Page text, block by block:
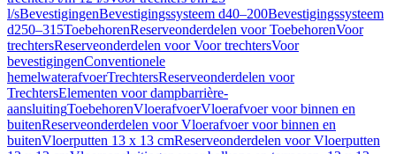
l/sBevestigingenBevestigingssysteem d40–200Bevestigingssysteem
d250–315ToebehorenReserveonderdelen voor ToebehorenVoor
trechtersReserveonderdelen voor Voor trechtersVoor
bevestigingenConventionele
hemelwaterafvoerTrechtersReserveonderdelen voor
TrechtersElementen voor dampbarrière-
aansluitingToebehorenVloerafvoerVloerafvoer voor binnen en
buitenReserveonderdelen voor Vloerafvoer voor binnen en
buitenVloerputten 13 x 13 cmReserveonderdelen voor Vloerputten